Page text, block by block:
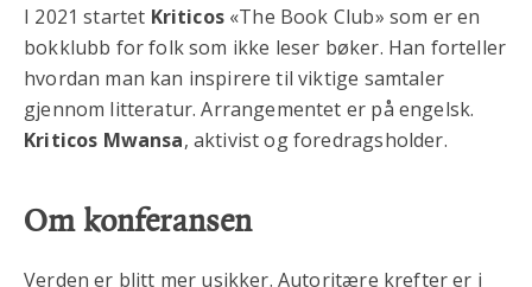
I 2021 startet Kriticos«The Book Club» som er en
bokklubb for folk som ikke leser bøker. Han forteller
hvordan man kan inspirere til viktige samtaler
gjennom litteratur. Arrangementet er på engelsk.
Kriticos Mwansa, aktivist og foredragsholder.
Om konferansen
Verden er blitt mer usikker. Autoritære krefter er i